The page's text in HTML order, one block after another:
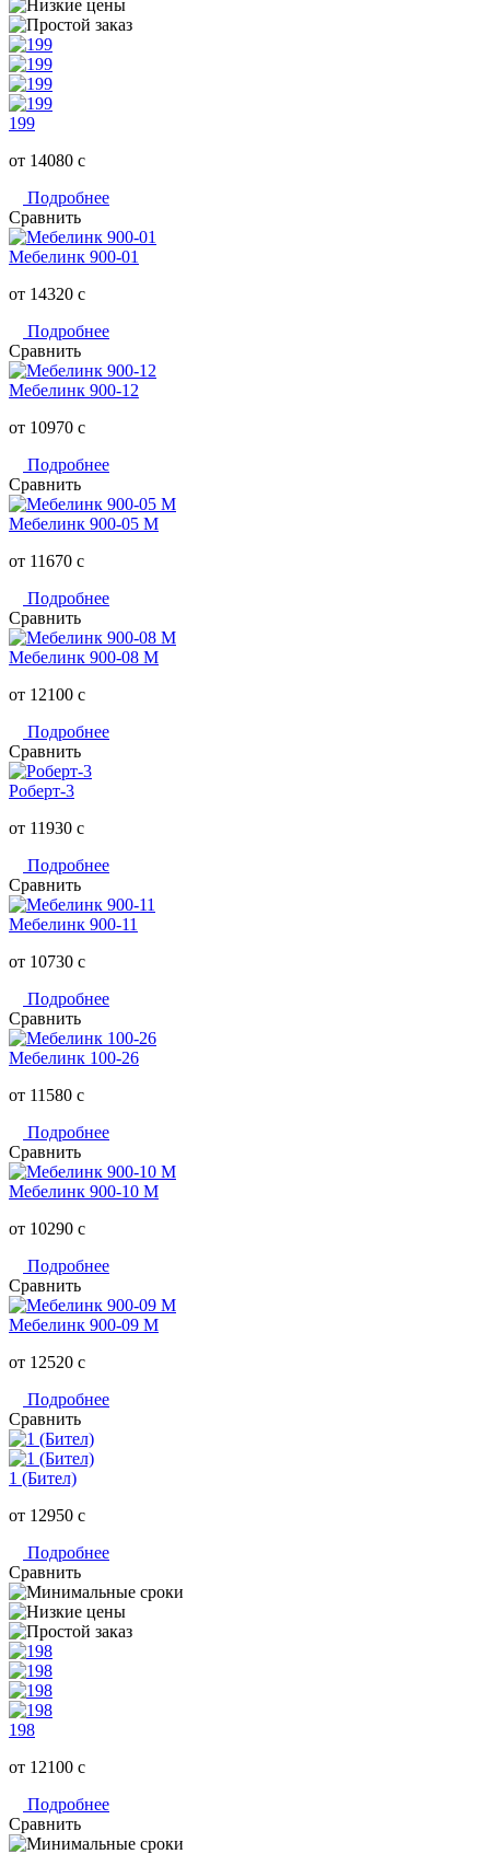
199
от 14080 c
Подробнее
Сравнить
Мебелинк 900-01
от 14320 c
Подробнее
Сравнить
Мебелинк 900-12
от 10970 c
Подробнее
Сравнить
Мебелинк 900-05 М
от 11670 c
Подробнее
Сравнить
Мебелинк 900-08 М
от 12100 c
Подробнее
Сравнить
Роберт-3
от 11930 c
Подробнее
Сравнить
Мебелинк 900-11
от 10730 c
Подробнее
Сравнить
Мебелинк 100-26
от 11580 c
Подробнее
Сравнить
Мебелинк 900-10 М
от 10290 c
Подробнее
Сравнить
Мебелинк 900-09 М
от 12520 c
Подробнее
Сравнить
1 (Бител)
от 12950 c
Подробнее
Сравнить
198
от 12100 c
Подробнее
Сравнить